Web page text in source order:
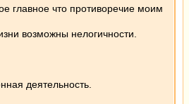
главное что противоречие моим
возможны нелогичности.
деятельность.